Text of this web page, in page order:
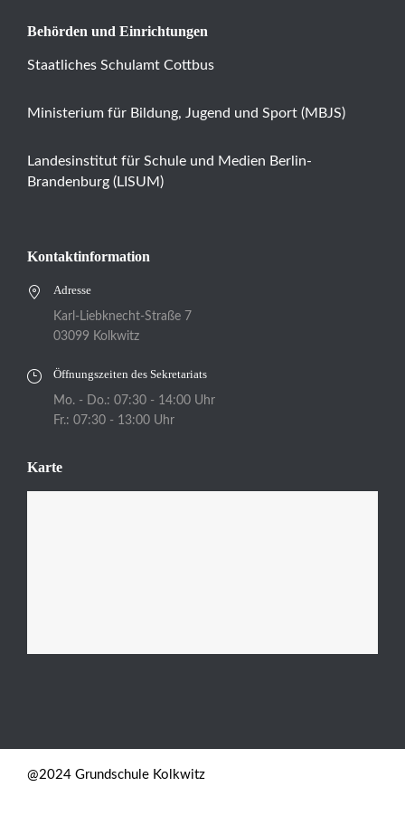
Behörden und Einrichtungen
Staatliches Schulamt Cottbus
Ministerium für Bildung, Jugend und Sport (MBJS)
Landesinstitut für Schule und Medien Berlin-
Brandenburg (LISUM)
Kontaktinformation
Adresse
Karl-Liebknecht-Straße 7
03099 Kolkwitz
Öffnungszeiten des Sekretariats
Mo. - Do.: 07:30 - 14:00 Uhr
Fr.: 07:30 - 13:00 Uhr
Karte
@2024 Grundschule Kolkwitz